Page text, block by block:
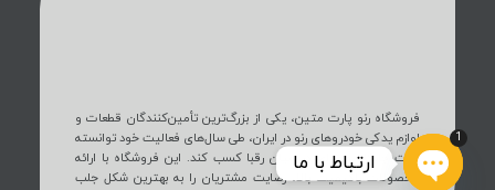
فروشگاه رنو پارت متین، یکی از بزرگ‌ترین تأمین‌کنندگان قطعات و
لوازم یدکی خودروهای رنو در ایران، طی سال‌های فعالیت خود توانسته
است جایگاه ویژه‌ای در میان رقبا کسب کند. این فروشگاه با ارائه
محصولات باکیفیت بالا، رضایت مشتریان را به بهترین شکل جلب
ارتباط با ما
1